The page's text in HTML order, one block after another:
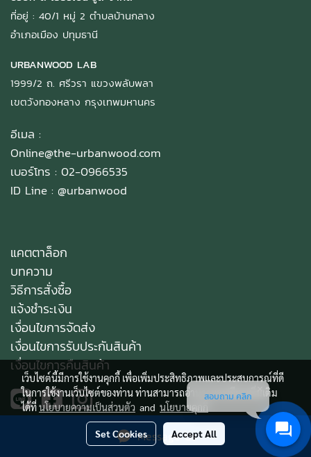
Message Us
ที่อยู่ : 40/1 หมู่ 2 ตำบลบ้านกลาง
อำเภอเมือง ปทุมธานี
URBANWOOD LAB
1999/2 ถ. ศรีวรา แขวงพลับพลา
เขตวังทองหลาง กรุงเทพมหานคร
อีเมล :
Online@the-urbanwood.com
เบอร์โทร : 02-0966535
ID Line : @urbanwood
แคตตาล็อก
บทความ
วิธีการสั่งซื้อ
แจ้งชำระเงิน
เงื่อนไขการจัดส่ง
เงื่อนไขการรับประกันสินค้า
เงื่อนไขการคืนสินค้า
Copy right by makewebeasy.com
เว็บไซต์นี้มีการใช้งานคุกกี้ เพื่อเพิ่มประสิทธิภาพและประสบการณ์ที่ดี
ในการใช้งานเว็บไซต์ของท่าน ท่านสามารถอ่านรายละเอียดเพิ่มเติม
ได้ที่นโยบายความเป็นส่วนตัว and นโยบายคุกกี้
Set Cookies Accept All
สอบถาม คลิก